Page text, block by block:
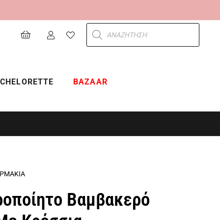
Products
search
BAZAAR
Βαμβακερό